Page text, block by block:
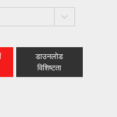
डाउनलोड
विशिष्टता